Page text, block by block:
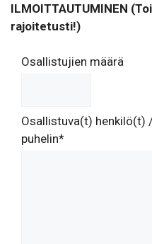
ILMOITTAUTUMINEN
rajoitetusti!)
Osallistujien määrä
Osallistuva(t)
puhelin*